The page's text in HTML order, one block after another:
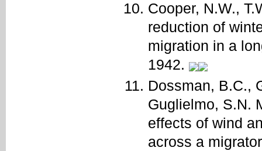
Cooper, N.W.,
reduction of
migration in a
1942.
Dossman, B.C.,
Guglielmo, S.N.
effects of wind
across a